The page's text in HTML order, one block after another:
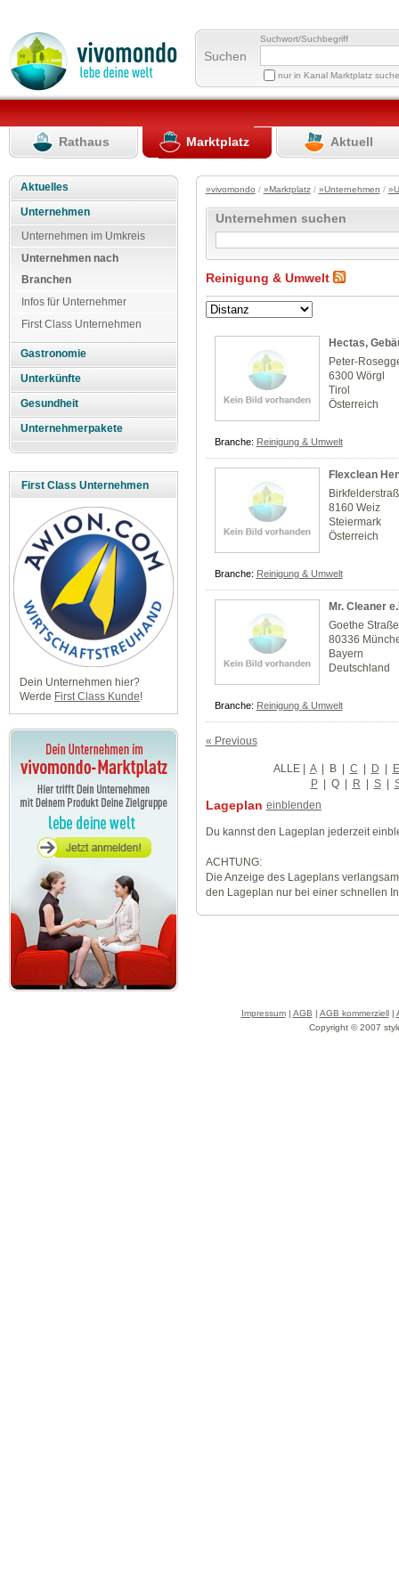
Suchen
Suchwort/Suchbegriff
nur in Kanal Marktplatz
Rathaus Marktplatz Aktuell
Aktuelles
Unternehmen
Unternehmen im Umkreis
Unternehmen nach
Branchen
Infos für Unternehmer
First Class Unternehmen
Gastronomie
Unterkünfte
Gesundheit
Unternehmerpakete
First Class Unternehmen
Dein Unternehmen hier?
Werde First Class Kunde!
»vivomondo / »Marktplatz/ »Unternehmen /
Unternehmen suchen
Reinigung & Umwelt
Hectas,
Peter-
6300 Wörgl
Tirol
Österreich
Branche: Reinigung & Umwelt
Flexclean
8160 Weiz
Steiermark
Österreich
Branche: Reinigung & Umwelt
Mr. Cleaner
Goethe
80336
Bayern
Deutschland
Branche: Reinigung & Umwelt
« Previous
ALLE| A | B | C | D | E
P | Q | R | S |
Lageplan einblenden
Du kannst den Lageplan jederzeit
ACHTUNG:
Die Anzeige des Lageplans
den Lageplan nur bei einer schnellen
Impressum| AGB | AGB kommerziell|
Copyright © 2007